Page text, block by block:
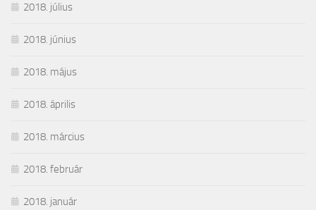
2018. július
2018. június
2018. május
2018. április
2018. március
2018. február
2018. január